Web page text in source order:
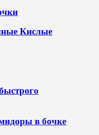
Кислые
в бочке